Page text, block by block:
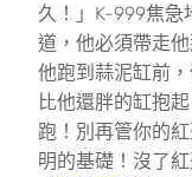
久！」K-999焦急
道，他必須帶走
他跑到蒜泥缸前
比他還胖的缸抱
跑！別再管你的
明的基礎！沒了